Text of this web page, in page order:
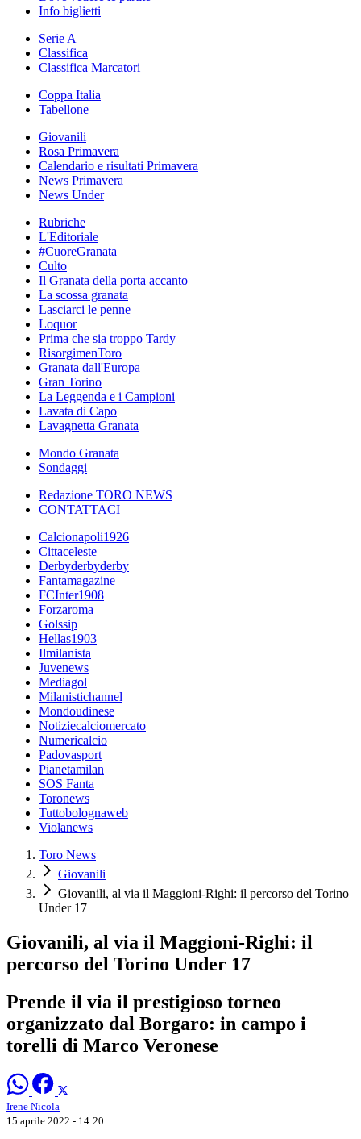
Info biglietti
Serie A
Classifica
Classifica Marcatori
Coppa Italia
Tabellone
Giovanili
Rosa Primavera
Calendario e risultati Primavera
News Primavera
News Under
Rubriche
L'Editoriale
#CuoreGranata
Culto
Il Granata della porta accanto
La scossa granata
Lasciarci le penne
Loquor
Prima che sia troppo Tardy
RisorgimenToro
Granata dall'Europa
Gran Torino
La Leggenda e i Campioni
Lavata di Capo
Lavagnetta Granata
Mondo Granata
Sondaggi
Redazione TORO NEWS
CONTATTACI
Calcionapoli1926
Cittaceleste
Derbyderbyderby
Fantamagazine
FCInter1908
Forzaroma
Golssip
Hellas1903
Ilmilanista
Juvenews
Mediagol
Milanistichannel
Mondoudinese
Notiziecalciomercato
Numericalcio
Padovasport
Pianetamilan
SOS Fanta
Toronews
Tuttobolognaweb
Violanews
Toro News
Giovanili
Giovanili, al via il Maggioni-Righi: il percorso del Torino
Under 17
Giovanili, al via il Maggioni-Righi: il
percorso del Torino Under 17
Prende il via il prestigioso torneo
organizzato dal Borgaro: in campo i
torelli di Marco Veronese
Irene Nicola
15 aprile 2022 - 14:20